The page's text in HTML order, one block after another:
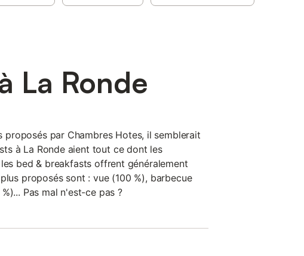
La Ronde
proposés par Chambres Hotes, il semblerait
à La Ronde aient tout ce dont les
bed & breakfasts offrent généralement
proposés sont : vue (100 %), barbecue
Pas mal n'est-ce pas ?